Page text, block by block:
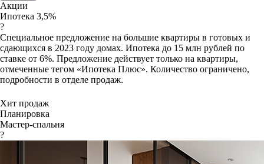
Акции
Ипотека 3,5%
?
Специальное предложение на большие квартиры в готовых и
сдающихся в 2023 году домах. Ипотека до 15 млн рублей по
ставке от 6%. Предложение действует только на квартиры,
отмеченные тегом «Ипотека Плюс». Количество ограничено,
подробности в отделе продаж.
Хит продаж
Планировка
Мастер-спальня
?